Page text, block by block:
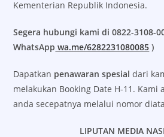
Kementerian Republik Indonesia.
Segera hubungi kami di 0822-3108-
WhatsApp wa.me/6282231080085 )
Dapatkan penawaran spesial dari
melakukan Booking Date H-11. Kami
anda secepatnya melalui nomor
LIPUTAN MEDIA